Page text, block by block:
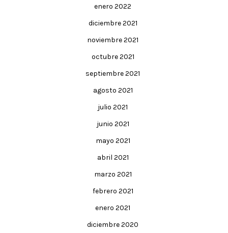
enero 2022
diciembre 2021
noviembre 2021
octubre 2021
septiembre 2021
agosto 2021
julio 2021
junio 2021
mayo 2021
abril 2021
marzo 2021
febrero 2021
enero 2021
diciembre 2020